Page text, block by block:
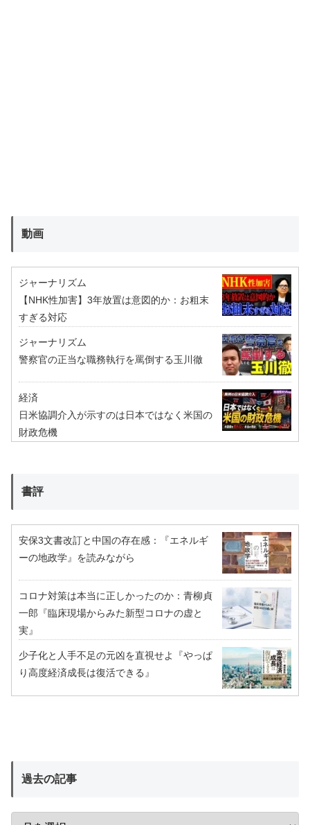
動画
ジャーナリズム
【NHK性加害】3年放置は意図的か：お粗末
すぎる対応
ジャーナリズム
警察官の正当な職務執行を罵倒する玉川徹
経済
日米協調介入が示すのは日本ではなく米国の
財政危機
書評
安保3文書改訂と中国の存在感：『エネルギ
ーの地政学』を読みながら
コロナ対策は本当に正しかったのか：青柳貞
一郎『臨床現場からみた新型コロナの虚と
実』
少子化と人手不足の元凶を直視せよ『やっぱ
り高度経済成長は復活できる』
過去の記事